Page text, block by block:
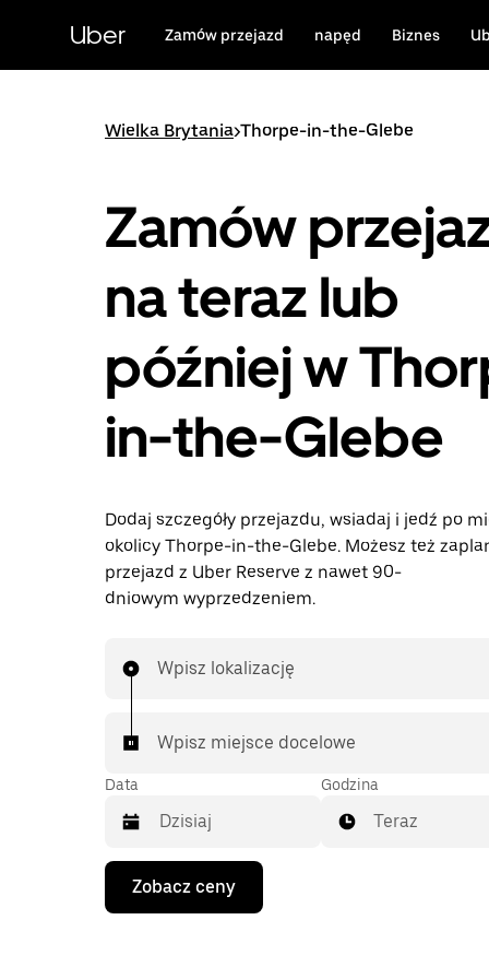
zawartości
Uber Zamów przejazd napęd Biznes
Wielka Brytania>Thorpe-in-the-Glebe
Zamów
na teraz lub
później w
in-the-Glebe
Dodaj szczegóły przejazdu, wsiadaj i jedź po
okolicy Thorpe-in-the-Glebe. Możesz też
przejazd z Uber Reserve z nawet 90-
dniowym wyprzedzeniem.
Wpisz lokalizację
Wpisz miejsce docelowe
Data
Naciśnij
klawisz
strzałki
Godzina
Teraz
Zobacz ceny